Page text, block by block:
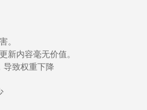
。
内容毫无价值。
致权重下降